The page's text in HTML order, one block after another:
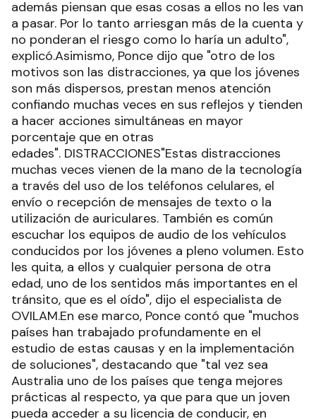
además piensan que esas cosas a ellos no les van
a pasar. Por lo tanto arriesgan más de la cuenta y
no ponderan el riesgo como lo haría un adulto",
explicó.Asimismo, Ponce dijo que "otro de los
motivos son las distracciones, ya que los jóvenes
son más dispersos, prestan menos atención
confiando muchas veces en sus reflejos y tienden
a hacer acciones simultáneas en mayor
porcentaje que en otras
edades". DISTRACCIONES"Estas distracciones
muchas veces vienen de la mano de la tecnología
a través del uso de los teléfonos celulares, el
envío o recepción de mensajes de texto o la
utilización de auriculares. También es común
escuchar los equipos de audio de los vehículos
conducidos por los jóvenes a pleno volumen. Esto
les quita, a ellos y cualquier persona de otra
edad, uno de los sentidos más importantes en el
tránsito, que es el oído", dijo el especialista de
OVILAM.En ese marco, Ponce contó que "muchos
países han trabajado profundamente en el
estudio de estas causas y en la implementación
de soluciones", destacando que "tal vez sea
Australia uno de los países que tenga mejores
prácticas al respecto, ya que para que un joven
pueda acceder a su licencia de conducir, en